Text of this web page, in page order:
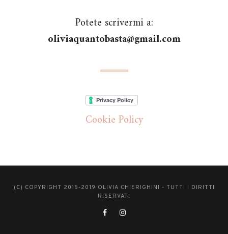
Potete scrivermi a:
oliviaquantobasta@gmail.com
Cookie Policy
(C) COPYRIGHT 2015-2019 OLIVIA CHIERIGHINI - TUTTI I DIRITTI
RISERVATI